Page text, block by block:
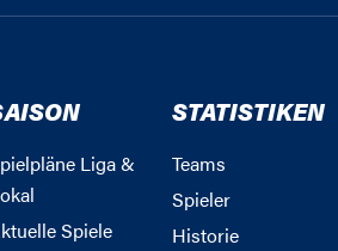
Liga &
Spiele
STATISTIKEN
Teams
Spieler
Historie